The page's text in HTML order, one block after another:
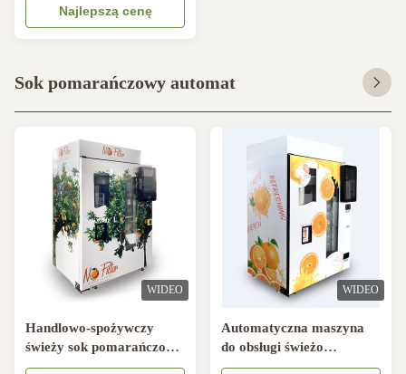
automatycznym
podajnikiem do baru
Najlepszą cenę
Sok pomarańczowy automat
WIDEO
Handlowo-spożywczy
świeży sok pomarańczowy
automat z Nayax
WIDEO
Automatyczna maszyna
do obsługi świeżo
wyciśniętego soku